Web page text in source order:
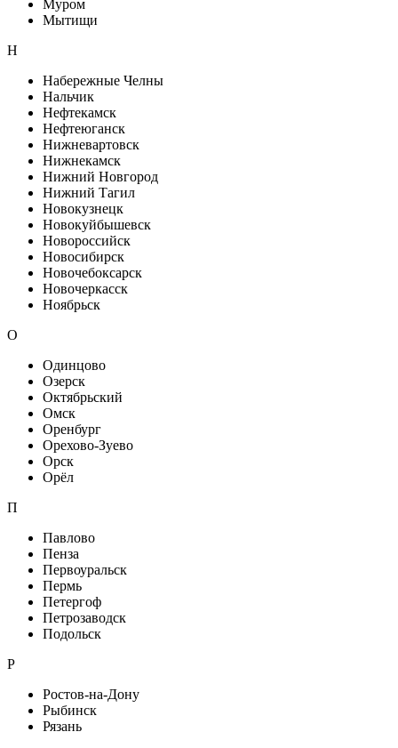
Муром
Мытищи
Н
Набережные Челны
Нальчик
Нефтекамск
Нефтеюганск
Нижневартовск
Нижнекамск
Нижний Новгород
Нижний Тагил
Новокузнецк
Новокуйбышевск
Новороссийск
Новосибирск
Новочебоксарск
Новочеркасск
Ноябрьск
О
Одинцово
Озерск
Октябрьский
Омск
Оренбург
Орехово-Зуево
Орск
Орёл
П
Павлово
Пенза
Первоуральск
Пермь
Петергоф
Петрозаводск
Подольск
Р
Ростов-на-Дону
Рыбинск
Рязань